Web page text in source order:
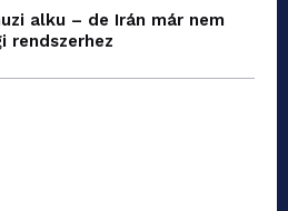
alku – de Irán már nem
rendszerhez